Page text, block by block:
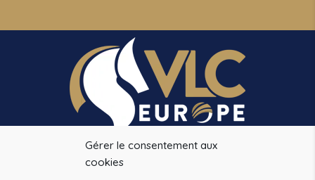
Gérer le consentement aux
cookies